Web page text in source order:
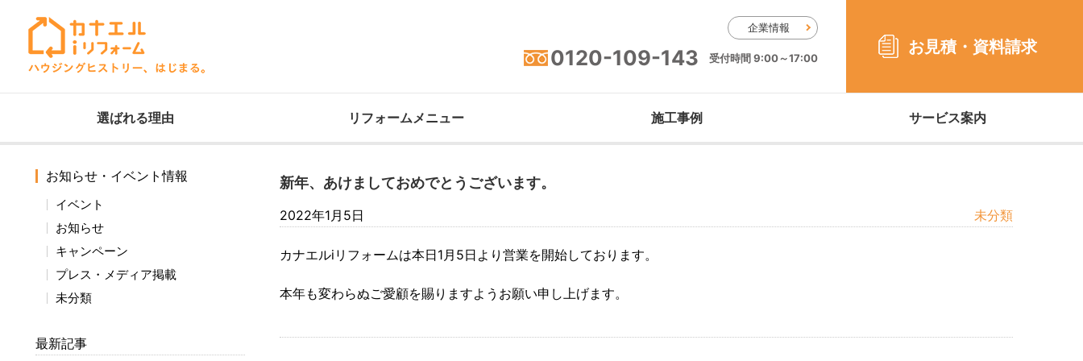
企業情報
0120-109-143 受付時間 9:00～17:00
お見積・ 資料請求
選ばれる理由 リフォームメニュー 施工事例 サービス案内
お知らせ・イベント情報
イベント
お知らせ
キャンペーン
プレス・メディア掲載
未分類
最新記事
新年、あけましておめでとうございます。
2022年1月5日 未分類
カナエルiリフォームは本日1月5日より営業を開始しております。
本年も変わらぬご愛顧を賜りますようお願い申し上げます。